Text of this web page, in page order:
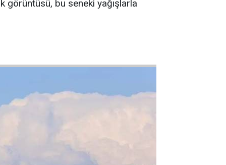
görüntüsü, bu seneki yağışlarla